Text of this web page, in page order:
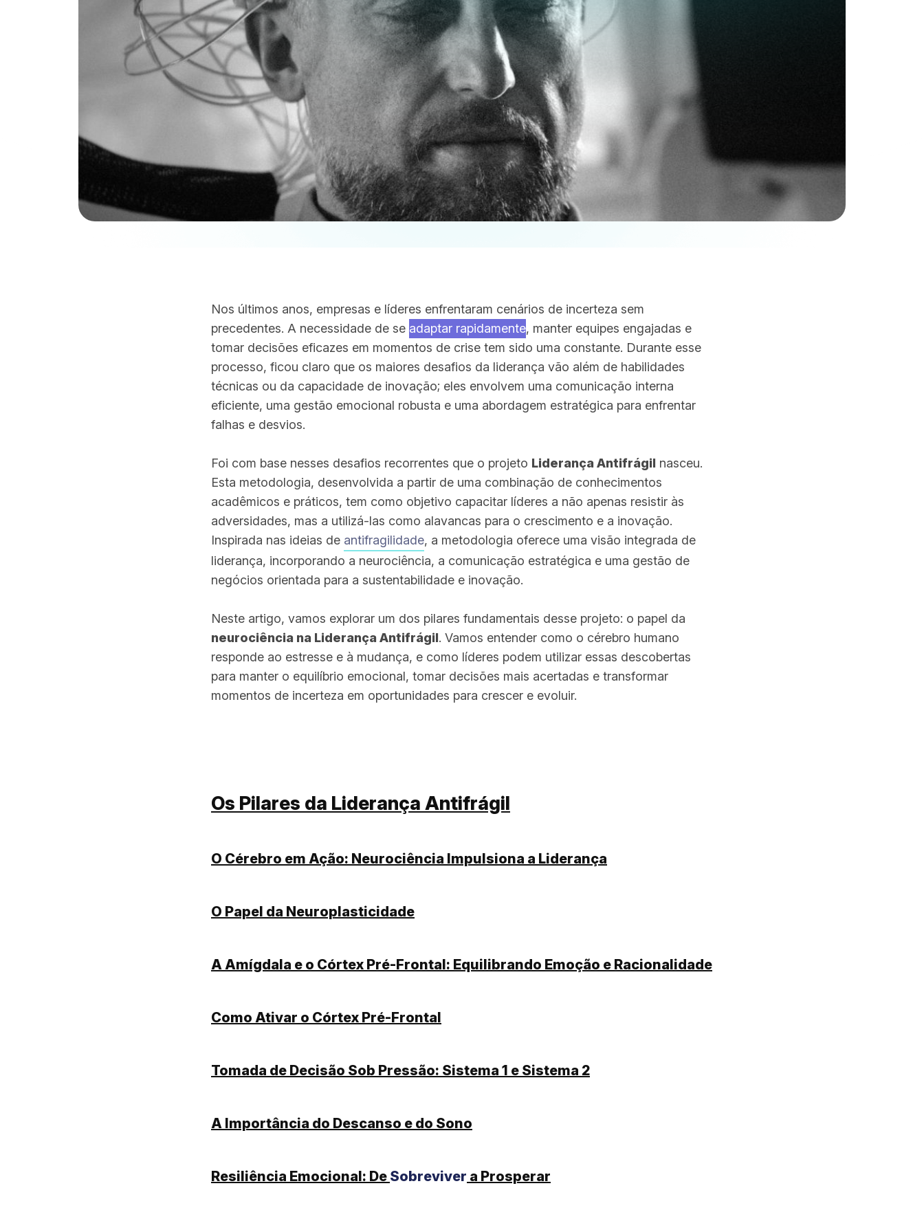
Nos últimos anos, empresas e líderes enfrentaram cenários de incerteza sem
precedentes. A necessidade de se adaptar rapidamente, manter equipes engajadas e
tomar decisões eficazes em momentos de crise tem sido uma constante. Durante esse
processo, ficou claro que os maiores desafios da liderança vão além de habilidades
técnicas ou da capacidade de inovação; eles envolvem uma comunicação interna
eficiente, uma gestão emocional robusta e uma abordagem estratégica para enfrentar
falhas e desvios.
Foi com base nesses desafios recorrentes que o projeto Liderança Antifrágil nasceu.
Esta metodologia, desenvolvida a partir de uma combinação de conhecimentos
acadêmicos e práticos, tem como objetivo capacitar líderes a não apenas resistir às
adversidades, mas a utilizá-las como alavancas para o crescimento e a inovação.
Inspirada nas ideias de antifragilidade, a metodologia oferece uma visão integrada de
liderança, incorporando a neurociência, a comunicação estratégica e uma gestão de
negócios orientada para a sustentabilidade e inovação.
Neste artigo, vamos explorar um dos pilares fundamentais desse projeto: o papel da
neurociência na Liderança Antifrágil. Vamos entender como o cérebro humano
responde ao estresse e à mudança, e como líderes podem utilizar essas descobertas
para manter o equilíbrio emocional, tomar decisões mais acertadas e transformar
momentos de incerteza em oportunidades para crescer e evoluir.
Os Pilares da Liderança Antifrágil
O Cérebro em Ação: Neurociência Impulsiona a Liderança
O Papel da Neuroplasticidade
A Amígdala e o Córtex Pré-Frontal: Equilibrando Emoção e Racionalidade
Como Ativar o Córtex Pré-Frontal
Tomada de Decisão Sob Pressão: Sistema 1 e Sistema 2
A Importância do Descanso e do Sono
Resiliência Emocional: De Sobreviver a Prosperar